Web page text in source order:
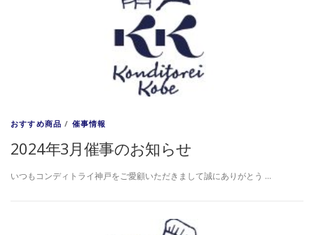
おすすめ商品 / 催事情報
2024年3月催事のお知らせ
いつもコンディトライ神戸をご愛顧いただきまして誠にありがとう …